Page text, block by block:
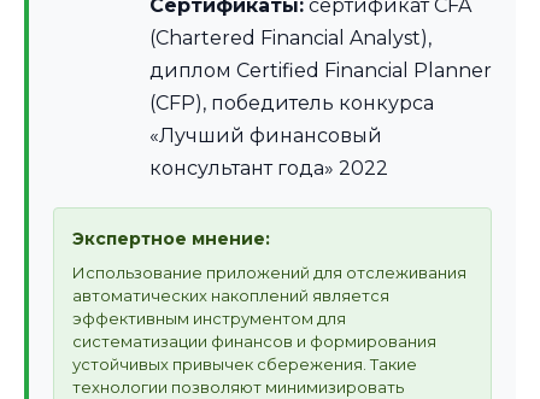
Сертификаты: сертификат CFA
(Chartered Financial Analyst),
диплом Certified Financial Planner
(CFP), победитель конкурса
«Лучший финансовый
консультант года» 2022
Экспертное мнение:
Использование приложений для отслеживания
автоматических накоплений является
эффективным инструментом для
систематизации финансов и формирования
устойчивых привычек сбережения. Такие
технологии позволяют минимизировать